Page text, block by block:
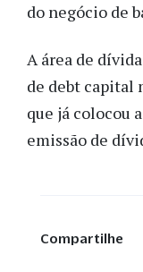
do negócio de
A área de
de debt capital
que já colocou
emissão de
Compartilhe